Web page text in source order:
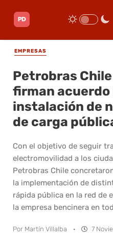
EMPRESAS
Petrobras Chile
firman acuerdo
instalación de
de carga
Con el objetivo de seguir
electromovilidad a los
Petrobras Chile
la implementación de
rápida pública en la red de
la empresa bencinera en
Por Martín Villalba · 7